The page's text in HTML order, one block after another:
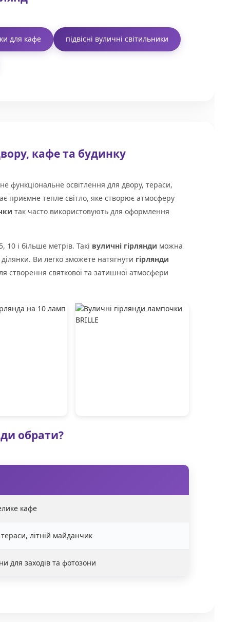
для кафе підвісні вуличні світильники
кафе та будинку
функціональне освітлення для двору, тераси,
приємне тепле світло, яке створює атмосферу
так часто використовують для оформлення
10 і більше метрів. Такі вуличні гірлянди можна
Ви легко зможете натягнути гірлянди
створення святкової та затишної атмосфери
обрати?
кафе
літній майданчик
для заходів та фотозони